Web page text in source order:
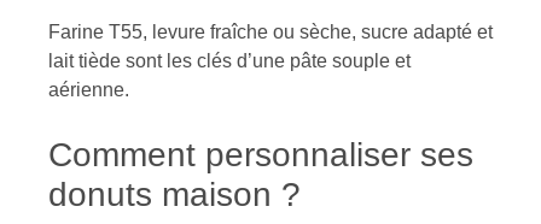
Farine T55, levure fraîche ou sèche, sucre adapté et
lait tiède sont les clés d’une pâte souple et
aérienne.
Comment personnaliser ses
donuts maison ?